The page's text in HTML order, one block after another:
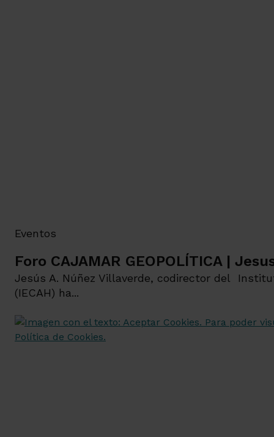
Eventos
Foro CAJAMAR GEOPOLÍTICA |
Jesús A. Núñez Villaverde, codirector del
(IECAH) ha...